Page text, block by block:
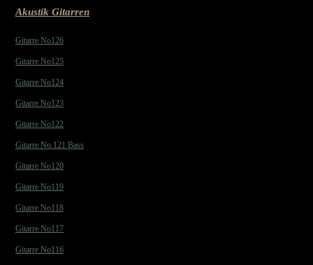
Akustik Gitarren
Gitarre No126
Gitarre No125
Gitarre No124
Gitarre No123
Gitarre No122
Gitarre No 121 Bass
Gitarre No120
Gitarre No119
Gitarre No118
Gitarre No117
Gitarre No116